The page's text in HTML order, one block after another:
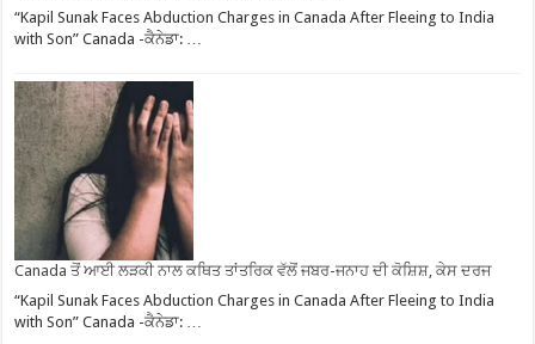
“Kapil Sunak Faces Abduction Charges in Canada After Fleeing to India
with Son” Canada -ਕੈਨੇਡਾ: …
Canada ਤੋਂ ਆਈ ਲੜਕੀ ਨਾਲ ਕਥਿਤ ਤਾਂਤਰਿਕ ਵੱਲੋਂ ਜਬਰ-ਜਨਾਹ ਦੀ ਕੋਸ਼ਿਸ਼, ਕੇਸ ਦਰਜ
“Kapil Sunak Faces Abduction Charges in Canada After Fleeing to India
with Son” Canada -ਕੈਨੇਡਾ: …